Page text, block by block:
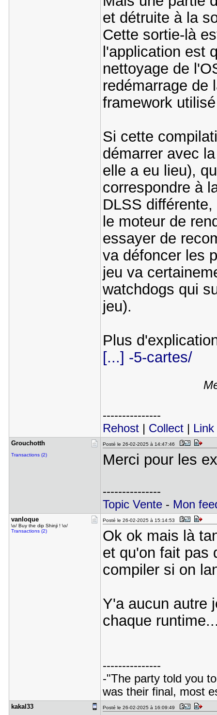
et détruite à la
Cette sortie-là
l'application est
nettoyage de
redémarrage de
framework
Si cette
démarrer avec
elle a eu lieu),
correspondre à
DLSS
le moteur de
essayer de
va défoncer les
jeu va
watchdogs qui
jeu).
Plus
[...] -5-cartes/
---------------
Rehost| Collect| Link
Grouchotth
Transactions (2)
Posté le 26-02-2025 à 14:47:46
Merci pour les
---------------
Topic Vente- Mon
vanloque
\o/ Buy the dip Shinji ! \o/
Transactions (2)
Posté le 26-02-2025 à 15:14:53
Ok ok mais là
et qu'on fait pas
compiler si on
Y'a aucun autre
chaque
---------------
-"The party told you
was their final, most
kakal33 Posté le 26-02-2025 à 16:09:49